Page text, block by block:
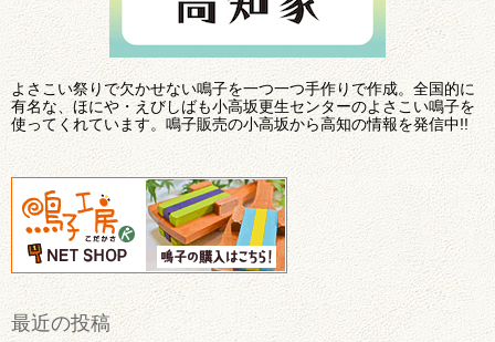
よさこい祭りで欠かせない鳴子を一つ一つ手作りで作成。全国的に
有名な、ほにや・えびしばも小高坂更生センターのよさこい鳴子を
使ってくれています。鳴子販売の小高坂から高知の情報を発信中!!
最近の投稿